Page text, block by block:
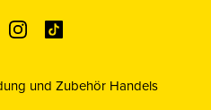
und Zubehör Handels